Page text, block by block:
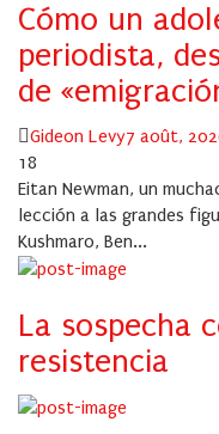
Cómo un
periodista,
de
Author
Gideon LevyPosted
7 août,
18
Eitan Newman, un
lección a las grandes
Kushmaro, Ben...
La sospecha
resistencia